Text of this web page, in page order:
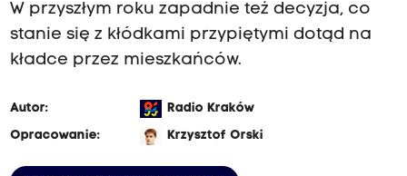
W przyszłym roku zapadnie też decyzja, co
stanie się z kłódkami przypiętymi dotąd na
kładce przez mieszkańców.
Autor:
Radio Kraków
Opracowanie:
Krzysztof Orski